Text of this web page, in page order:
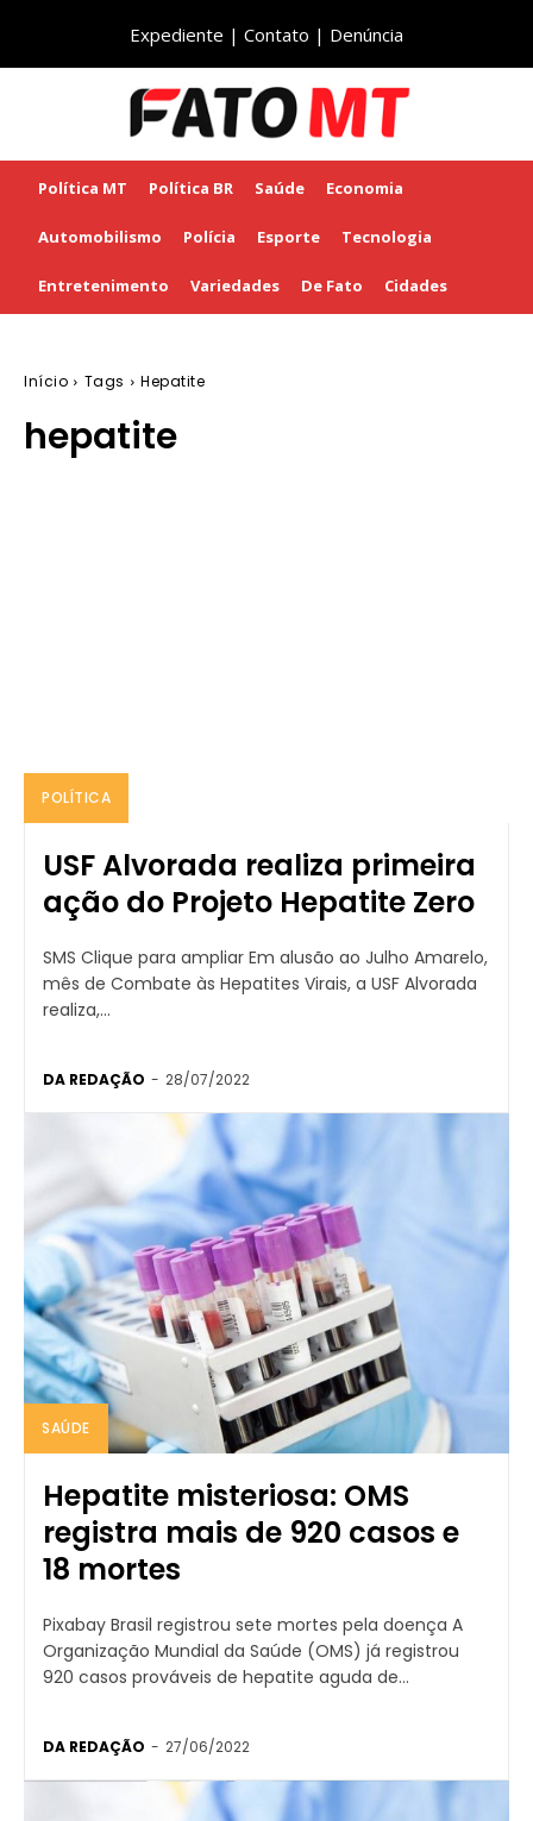
Expediente | Contato | Denúncia
Política MT Política BR Saúde Economia
Automobilismo Polícia Esporte Tecnologia
Entretenimento Variedades De Fato Cidades
Início Tags Hepatite
hepatite
POLÍTICA
USF Alvorada realiza primeira
ação do Projeto Hepatite Zero
SMS Clique para ampliar Em alusão ao Julho Amarelo,
mês de Combate às Hepatites Virais, a USF Alvorada
realiza,...
DA REDAÇÃO - 28/07/2022
SAÚDE
Hepatite misteriosa: OMS
registra mais de 920 casos e
18 mortes
Pixabay Brasil registrou sete mortes pela doença A
Organização Mundial da Saúde (OMS) já registrou
920 casos prováveis de hepatite aguda de...
DA REDAÇÃO - 27/06/2022